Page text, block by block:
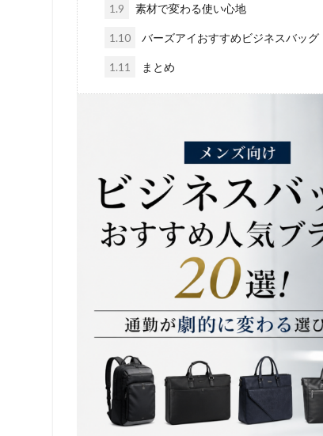
1.9 素材で変わる使い心地
1.10 バーズアイおすすめビジネスバッグ
1.11 まとめ